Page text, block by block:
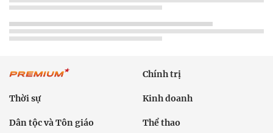
Chính trị
Thời sự Kinh doanh
Dân tộc và Tôn giáo Thể thao